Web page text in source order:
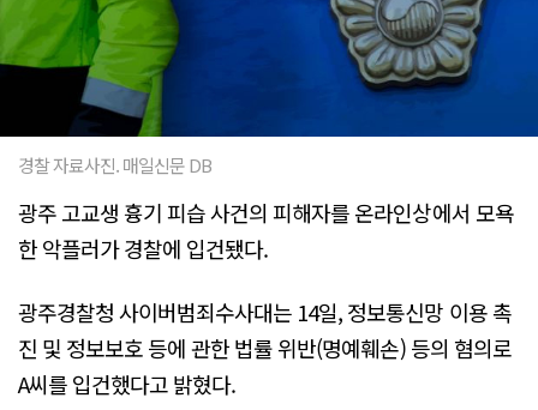
경찰 자료사진. 매일신문 DB
광주 고교생 흉기 피습 사건의 피해자를 온라인상에서 모욕
한 악플러가 경찰에 입건됐다.
광주경찰청 사이버범죄수사대는 14일, 정보통신망 이용 촉
진 및 정보보호 등에 관한 법률 위반(명예훼손) 등의 혐의로
A씨를 입건했다고 밝혔다.